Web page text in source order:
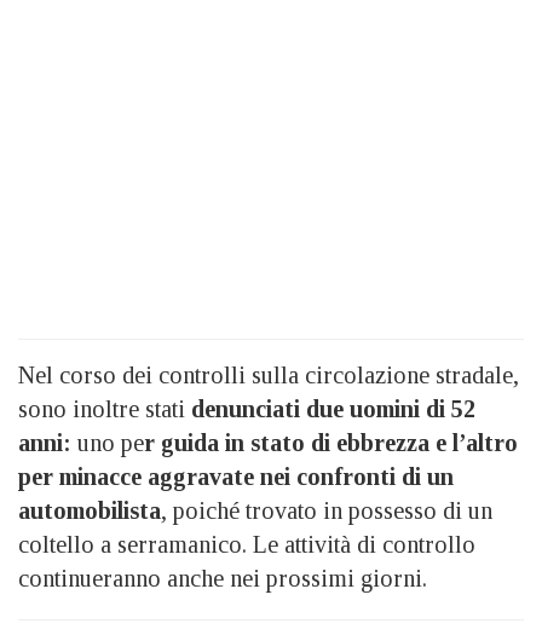
Nel corso dei controlli sulla circolazione stradale,
sono inoltre stati denunciati due uomini di 52
anni: uno per guida in stato di ebbrezza e l’altro
per minacce aggravate nei confronti di un
automobilista, poiché trovato in possesso di un
coltello a serramanico. Le attività di controllo
continueranno anche nei prossimi giorni.